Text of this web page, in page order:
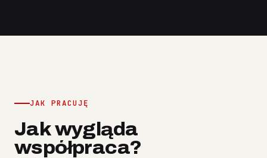
JAK PRACUJĘ
Jak wygląda
współpraca?